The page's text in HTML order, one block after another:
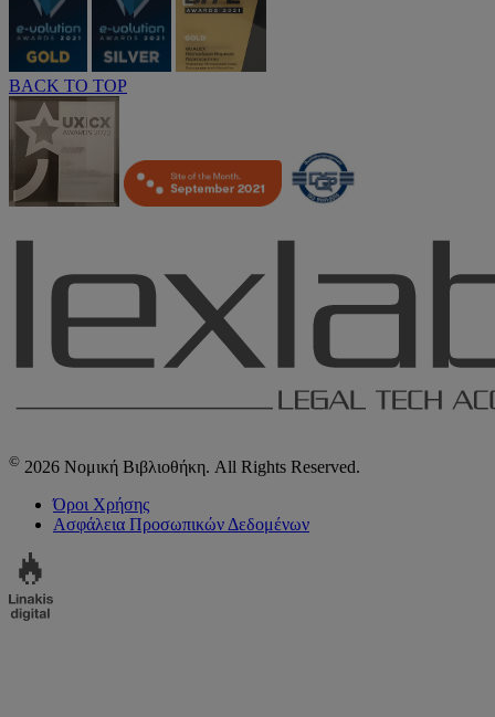
BACK TO TOP
© 2026 Νομική Βιβλιοθήκη. All Rights Reserved.
Όροι Χρήσης
Ασφάλεια Προσωπικών Δεδομένων